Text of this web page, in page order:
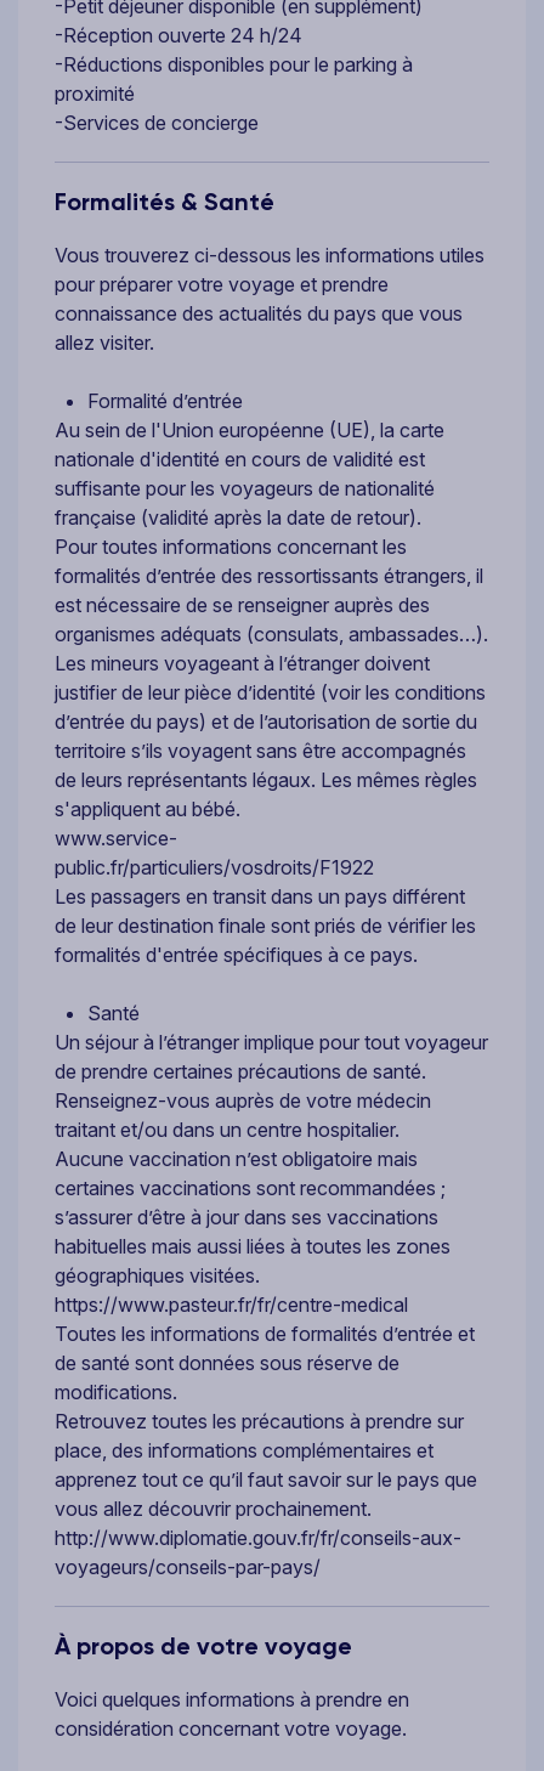
-Petit déjeuner disponible (en supplément)
-Réception ouverte 24 h/24
-Réductions disponibles pour le parking à
proximité
-Services de concierge
Formalités & Santé
Vous trouverez ci-dessous les informations utiles
pour préparer votre voyage et prendre
connaissance des actualités du pays que vous
allez visiter.
Formalité d’entrée
Au sein de l'Union européenne (UE), la carte
nationale d'identité en cours de validité est
suffisante pour les voyageurs de nationalité
française (validité après la date de retour).
Pour toutes informations concernant les
formalités d’entrée des ressortissants étrangers, il
est nécessaire de se renseigner auprès des
organismes adéquats (consulats, ambassades…).
Les mineurs voyageant à l’étranger doivent
justifier de leur pièce d’identité (voir les conditions
d’entrée du pays) et de l’autorisation de sortie du
territoire s’ils voyagent sans être accompagnés
de leurs représentants légaux. Les mêmes règles
s'appliquent au bébé.
www.service-
public.fr/particuliers/vosdroits/F1922
Les passagers en transit dans un pays différent
de leur destination finale sont priés de vérifier les
formalités d'entrée spécifiques à ce pays.
Santé
Un séjour à l’étranger implique pour tout voyageur
de prendre certaines précautions de santé.
Renseignez-vous auprès de votre médecin
traitant et/ou dans un centre hospitalier.
Aucune vaccination n’est obligatoire mais
certaines vaccinations sont recommandées ;
s’assurer d’être à jour dans ses vaccinations
habituelles mais aussi liées à toutes les zones
géographiques visitées.
https://www.pasteur.fr/fr/centre-medical
Toutes les informations de formalités d’entrée et
de santé sont données sous réserve de
modifications.
Retrouvez toutes les précautions à prendre sur
place, des informations complémentaires et
apprenez tout ce qu’il faut savoir sur le pays que
vous allez découvrir prochainement.
http://www.diplomatie.gouv.fr/fr/conseils-aux-
voyageurs/conseils-par-pays/
À propos de votre voyage
Voici quelques informations à prendre en
considération concernant votre voyage.